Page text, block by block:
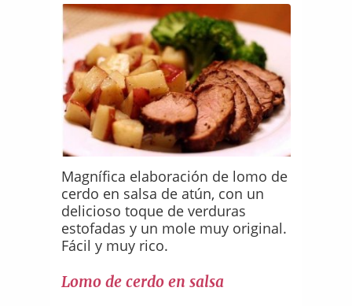
Magnífica elaboración de lomo de
cerdo en salsa de atún, con un
delicioso toque de verduras
estofadas y un mole muy original.
Fácil y muy rico.
Lomo de cerdo en salsa